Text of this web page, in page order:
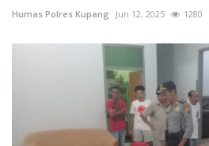
Humas Polres Kupang Jun 12, 2025 1280